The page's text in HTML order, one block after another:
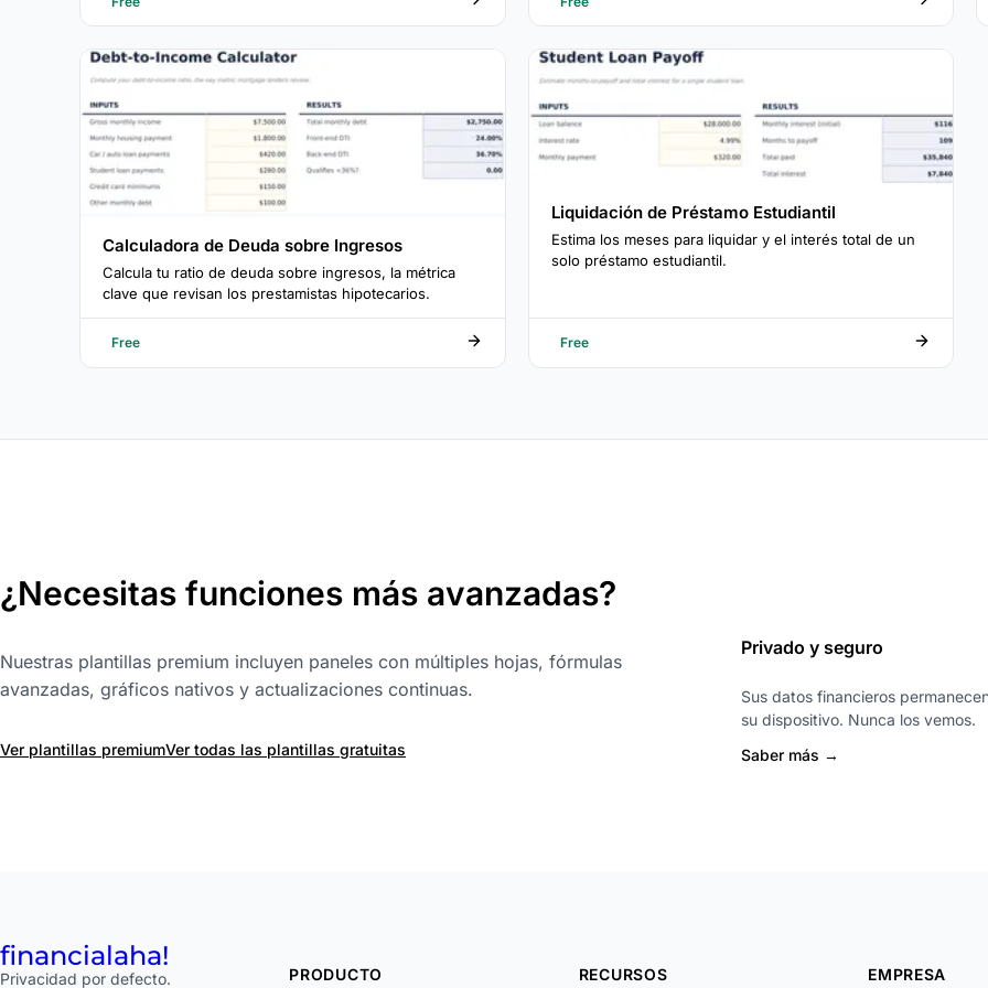
Calculadora de Deuda sobre Ingresos
Calcula tu ratio de deuda sobre ingresos, la métrica
clave que revisan los prestamistas hipotecarios.
Free
Liquidación de Préstamo Estudiantil
Estima los meses para liquidar y el interés total de un
solo préstamo estudiantil.
Free
¿Necesitas funciones más avanzadas?
Nuestras plantillas premium incluyen paneles con múltiples hojas, fórmulas
avanzadas, gráficos nativos y actualizaciones continuas.
Ver plantillas premiumVer todas las plantillas gratuitas
Privado y seguro
Sus datos financieros
su dispositivo. Nunca los vemos.
Saber más →
financialaha!
Privacidad por defecto. PRODUCTO RECURSOS EMPRESA